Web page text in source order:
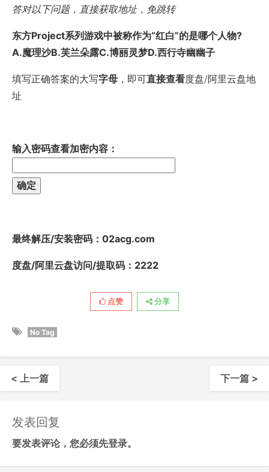
答对以下问题，直接获取地址，免跳转
东方Project系列游戏中被称作为“红白”的是哪个人物?
A.魔理沙B.芙兰朵露C.博丽灵梦D.西行寺幽幽子
填写正确答案的大写字母 ，即可直接查看度盘/阿里云盘地
址
输入密码查看加密内容：
最终解压/安装密码 ：02acg.com
度盘/阿里云盘访问/提取码：2222
点赞 分享
No Tag
< 上一篇 下一篇 >
发表回复
要发表评论，您必须先登录。